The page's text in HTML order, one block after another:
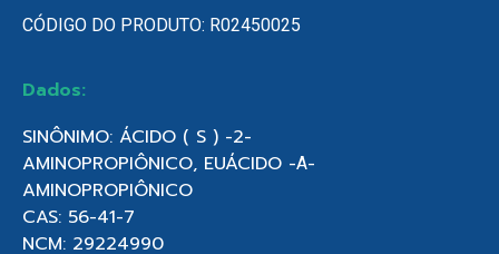
CÓDIGO DO PRODUTO: R02450025
Dados:
SINÔNIMO: ÁCIDO ( S ) -2-
AMINOPROPIÔNICO, EUÁCIDO -Α-
AMINOPROPIÔNICO
CAS: 56-41-7
NCM: 29224990